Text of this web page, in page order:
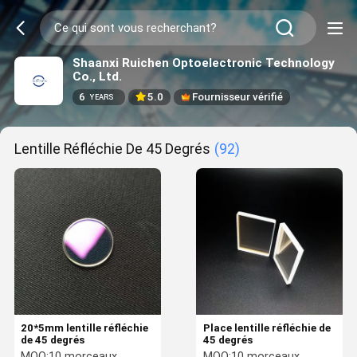
Shaanxi Ruichen Optoelectronic Technology
Co., Ltd.
6 YEARS 5.0 Fournisseur vérifié
Lentille Réfléchie De 45 Degrés (92)
20*5mm lentille réfléchie
de 45 degrés
Place lentille réfléchie de
45 degrés